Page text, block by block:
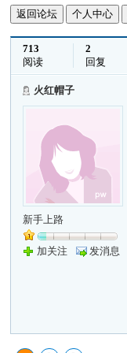
返回论坛 个人中心
713
阅读
2
回复
火红帽子
新手上路
加关注 发消息